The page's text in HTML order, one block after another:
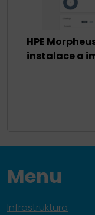
HPE
instalace a
Menu
Infrastruktura